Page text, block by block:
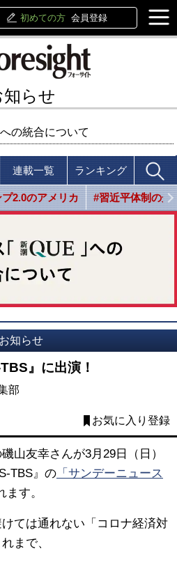
初めての方 会員登録
知らせ
の統合について
連載一覧 ランキング
2.0のアメリカ #習近平体制の光
お知らせ
』に出演！
部
お気に入り登録
山友幸さんが3月29日（日）
TBS』の 「サンデーニュース
ます。
ては通れない「コロナ経済対
まで、